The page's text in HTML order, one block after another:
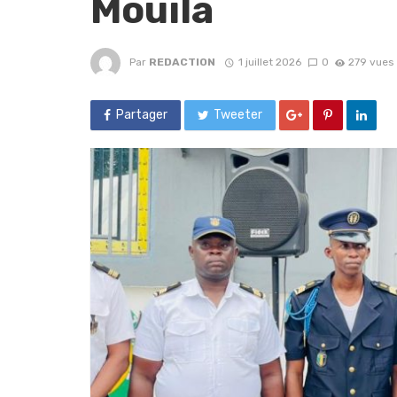
Mouila
Par REDACTION 1 juillet 2026 0 279 vues
Partager Tweeter